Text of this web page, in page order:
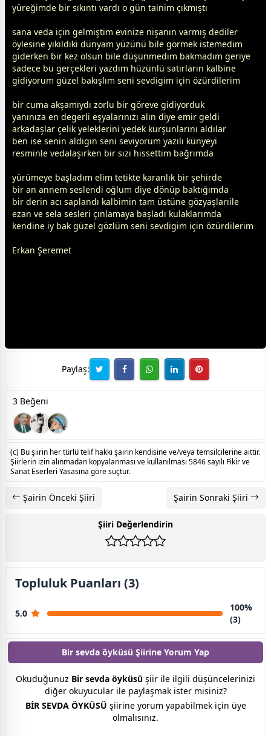
yüreğimde bir sıkıntı vardı o gün tainim çıkmıştı
sana veda için gelmiştim evinize nişanın varmış dediler
öylesine yıkıldıki dünyam yüzünü bile görmek istemedim
giderken bir kez olsun bile düşünmedim bakmadım geriye
sadece bu gerçekleri yazdım hüzünlü satırların kalbine
gidiyorum güzel bakışlım seni sevdigim için özürdilerim
bir cuma akşamıydı zorlu bir göreve gidiyorduk
yanınıza en degerli eşyalarınızı alın diye emir geldi
arkadaşlar çelik yeleklerini yedek kurşunlarını aldılar
ben ise senin aldıgın seni seviyorum yazılı künyeyi
resminle vedalaşırken bir sızı hissettim bağrımda
yürümeye başladım elim tetikte karanlık bir şehirde
bir an annem seslendi oğlum diye dönüp baktığımda
bir derin acı saplandı kalbimin tam üstüne gözyaşlarıile
ezan ve sela sesleri çınlamaya başladı kulaklarımda
kendine iy bak güzel gözlüm seni sevdigim için özürdilerim
Erkan Şeremet
Paylaş:
3 Beğeni
(c) Bu şiirin her türlü telif hakkı şairin kendisine ve/veya temsilcilerine aittir.
Şiirlerin izin alınmadan kopyalanması ve kullanılması 5846 sayılı Fikir ve
Sanat Eserleri Yasasına göre suçtur.
Şairin Önceki Şiiri Şairin Sonraki Şiiri
Şiiri Değerlendirin
Topluluk Puanları (3)
5.0
100%
(3)
Bir sevda öyküsü Şiirine Yorum Yap
Okuduğunuz Bir sevda öyküsü şiir ile ilgili düşüncelerinizi
diğer okuyucular ile paylaşmak ister misiniz?
BİR SEVDA ÖYKÜSÜ şiirine yorum yapabilmek için üye
olmalısınız.